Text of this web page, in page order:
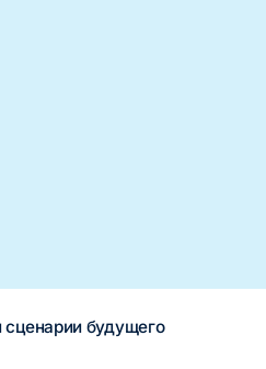
сценарии будущего